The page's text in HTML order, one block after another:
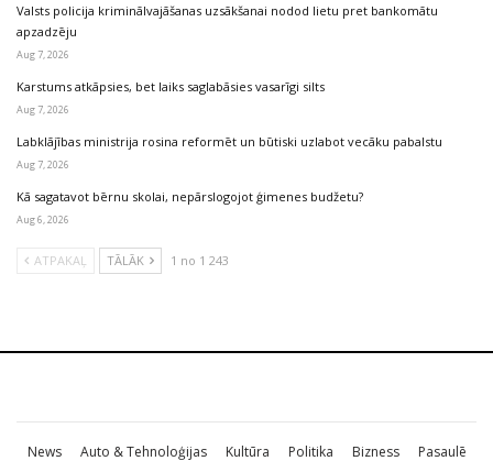
Valsts policija kriminālvajāšanas uzsākšanai nodod lietu pret bankomātu
apzadzēju
Aug 7, 2026
Karstums atkāpsies, bet laiks saglabāsies vasarīgi silts
Aug 7, 2026
Labklājības ministrija rosina reformēt un būtiski uzlabot vecāku pabalstu
Aug 7, 2026
Kā sagatavot bērnu skolai, nepārslogojot ģimenes budžetu?
Aug 6, 2026
ATPAKAĻ TĀLĀK 1 no 1 243
News Auto & Tehnoloģijas Kultūra Politika Bizness Pasaulē